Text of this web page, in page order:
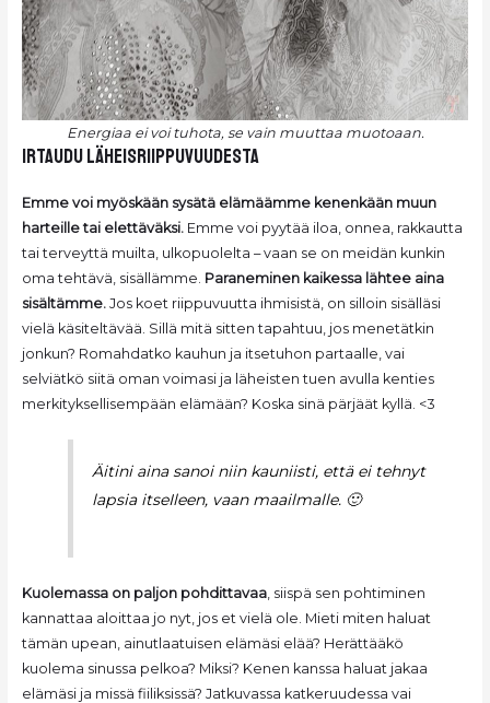
Energiaa ei voi tuhota, se vain muuttaa muotoaan.
irtaudu läheisriippuvuudesta
Emme voi myöskään sysätä elämäämme kenenkään muun
harteille tai elettäväksi. Emme voi pyytää iloa, onnea, rakkautta
tai terveyttä muilta, ulkopuolelta – vaan se on meidän kunkin
oma tehtävä, sisällämme. Paraneminen kaikessa lähtee aina
sisältämme.Jos koet riippuvuutta ihmisistä, on silloin sisälläsi
vielä käsiteltävää. Sillä mitä sitten tapahtuu, jos menetätkin
jonkun? Romahdatko kauhun ja itsetuhon partaalle, vai
selviätkö siitä oman voimasi ja läheisten tuen avulla kenties
merkityksellisempään elämään? Koska sinä pärjäät kyllä. <3
Äitini aina sanoi niin kauniisti, että ei tehnyt
lapsia itseIleen, vaan maailmalle. 🙂
Kuolemassa on paljon pohdittavaa, siispä sen pohtiminen
kannattaa aloittaa jo nyt, jos et vielä ole. Mieti miten haluat
tämän upean, ainutlaatuisen elämäsi elää? Herättääkö
kuolema sinussa pelkoa? Miksi? Kenen kanssa haluat jakaa
elämäsi ja missä fiiliksissä? Jatkuvassa katkeruudessa vai